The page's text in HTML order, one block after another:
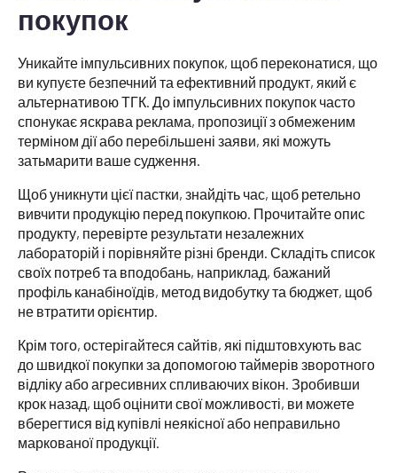
покупок
Уникайте імпульсивних покупок, щоб переконатися, що
ви купуєте безпечний та ефективний продукт, який є
альтернативою ТГК. До імпульсивних покупок часто
спонукає яскрава реклама, пропозиції з обмеженим
терміном дії або перебільшені заяви, які можуть
затьмарити ваше судження.
Щоб уникнути цієї пастки, знайдіть час, щоб ретельно
вивчити продукцію перед покупкою. Прочитайте опис
продукту, перевірте результати незалежних
лабораторій і порівняйте різні бренди. Складіть список
своїх потреб та вподобань, наприклад, бажаний
профіль канабіноїдів, метод видобутку та бюджет, щоб
не втратити орієнтир.
Крім того, остерігайтеся сайтів, які підштовхують вас
до швидкої покупки за допомогою таймерів зворотного
відліку або агресивних спливаючих вікон. Зробивши
крок назад, щоб оцінити свої можливості, ви можете
вберегтися від купівлі неякісної або неправильно
маркованої продукції.